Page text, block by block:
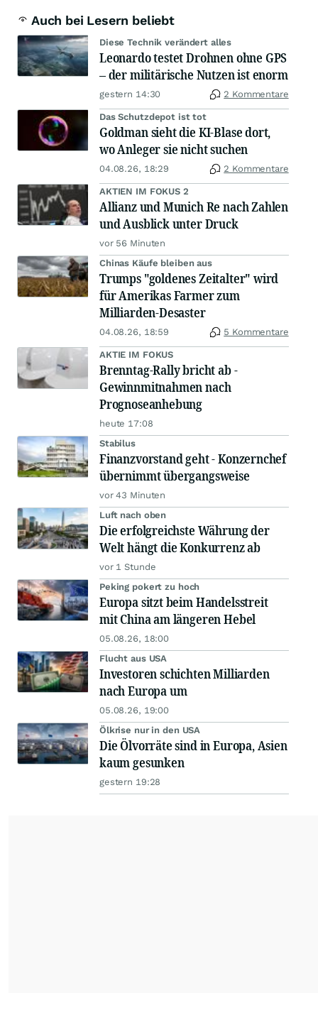
Auch bei Lesern beliebt
Diese Technik verändert alles
Leonardo testet Drohnen ohne GPS
– der militärische Nutzen ist enorm
gestern 14:30 2 Kommentare
Das Schutzdepot ist tot
Goldman sieht die KI-Blase dort,
wo Anleger sie nicht suchen
04.08.26, 18:29 2 Kommentare
AKTIEN IM FOKUS 2
Allianz und Munich Re nach Zahlen
und Ausblick unter Druck
vor 56 Minuten
Chinas Käufe bleiben aus
Trumps "goldenes Zeitalter" wird
für Amerikas Farmer zum
Milliarden-Desaster
04.08.26, 18:59 5 Kommentare
AKTIE IM FOKUS
Brenntag-Rally bricht ab -
Gewinnmitnahmen nach
Prognoseanhebung
heute 17:08
Stabilus
Finanzvorstand geht - Konzernchef
übernimmt übergangsweise
vor 43 Minuten
Luft nach oben
Die erfolgreichste Währung der
Welt hängt die Konkurrenz ab
vor 1 Stunde
Peking pokert zu hoch
Europa sitzt beim Handelsstreit
mit China am längeren Hebel
05.08.26, 18:00
Flucht aus USA
Investoren schichten Milliarden
nach Europa um
05.08.26, 19:00
Ölkrise nur in den USA
Die Ölvorräte sind in Europa, Asien
kaum gesunken
gestern 19:28